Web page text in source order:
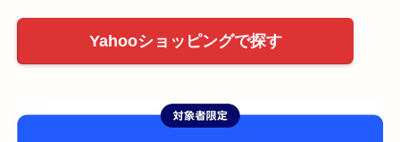
Yahooショッピングで探す